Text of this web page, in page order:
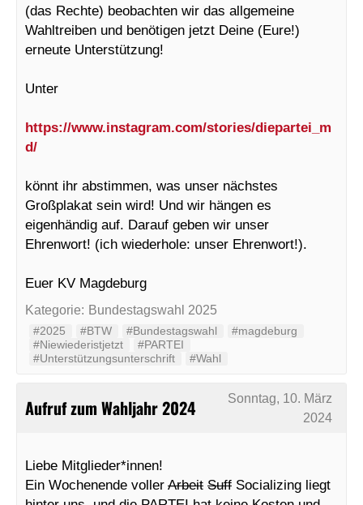
(das Rechte) beobachten wir das allgemeine
Wahltreiben und benötigen jetzt Deine (Eure!)
erneute Unterstützung!
Unter
https://www.instagram.com/stories/diepartei_m
d/
könnt ihr abstimmen, was unser nächstes
Großplakat sein wird! Und wir hängen es
eigenhändig auf. Darauf geben wir unser
Ehrenwort! (ich wiederhole: unser Ehrenwort!).
Euer KV Magdeburg
Kategorie: Bundestagswahl 2025
#2025 #BTW #Bundestagswahl
#magdeburg
#Niewiederistjetzt
#PARTEI
#Unterstützungsunterschrift
#Wahl
Aufruf zum Wahljahr 2024
Sonntag, 10. März
2024
Liebe Mitglieder*innen!
Ein Wochenende voller Arbeit Suff Socializing liegt